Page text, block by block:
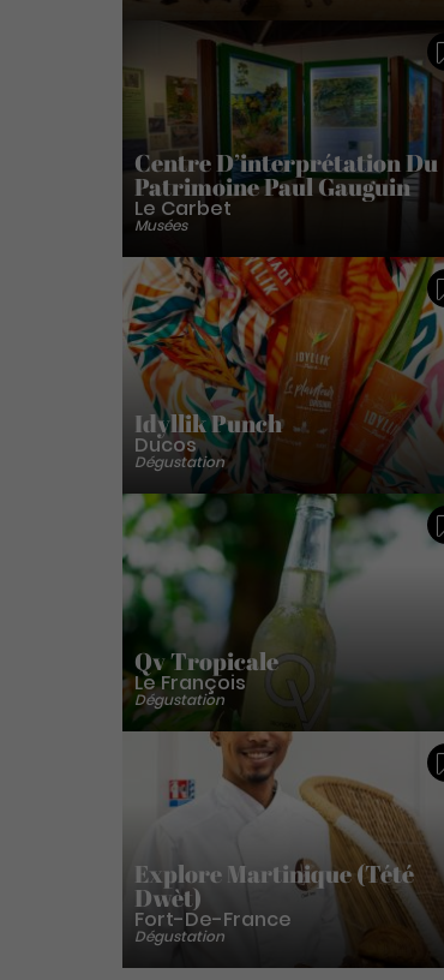
Centre D’interprétation Du
Patrimoine Paul Gauguin
Le Carbet
Musées
Idyllik Punch
Ducos
Dégustation
Qv Tropicale
Le François
Dégustation
Explore Martinique (Tété
Dwèt)
Fort-De-France
Dégustation